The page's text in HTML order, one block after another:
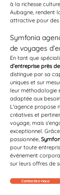
à la richesse
Aubagne, rendent
attractive pour des
Symfonia
de voyages
En tant que
d’entreprise près
distingue par sa
uniques et sur
leur méthodologie
adaptée aux
L'agence propose
créatives et
voyage, mais
exceptionnel.
passionnée,
pour toute
événement
sur leurs offres de
Contactez-nous